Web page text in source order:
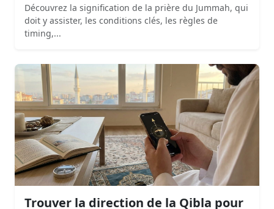
Découvrez la signification de la prière du Jummah, qui
doit y assister, les conditions clés, les règles de
timing,...
Trouver la direction de la Qibla pour